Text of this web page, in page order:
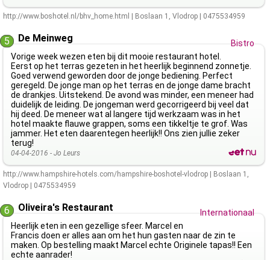
http://www.boshotel.nl/bhv_home.html Boslaan 1 , Vlodrop 0475534959
5 De Meinweg
Bistro
Vorige week wezen eten bij dit mooie restaurant hotel.
Eerst op het terras gezeten in het heerlijk beginnend zonnetje.
Goed verwend geworden door de jonge bediening. Perfect
geregeld. De jonge man op het terras en de jonge dame bracht
de drankjes. Uitstekend. De avond was minder, een meneer had
duidelijk de leiding. De jongeman werd gecorrigeerd bij veel dat
hij deed. De meneer wat al langere tijd werkzaam was in het
hotel maakte flauwe grappen, soms een tikkeltje te grof. Was
jammer. Het eten daarentegen heerlijk!! Ons zien jullie zeker
terug!
04-04-2016 - Jo Leurs
http://www.hampshire-hotels.com/hampshire-boshotel-vlodrop Boslaan 1 ,
Vlodrop
0475534959
6 Oliveira's Restaurant
Internationaal
Heerlijk eten in een gezellige sfeer. Marcel en
Francis doen er alles aan om het hun gasten naar de zin te
maken. Op bestelling maakt Marcel echte Originele tapas!! Een
echte aanrader!